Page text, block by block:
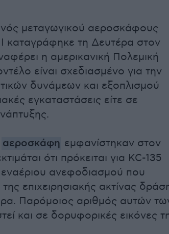
μεταγωγικού αεροσκάφους
καταγράφηκε τη Δευτέρα στον
η αμερικανική Πολεμική
είναι σχεδιασμένο για την
δυνάμεων και εξοπλισμού
εγκαταστάσεις είτε σε
αεροσκάφη εμφανίστηκαν στον
ότι πρόκειται για KC-135
ανεφοδιασμού που
επιχειρησιακής ακτίνας
Παρόμοιος αριθμός αυτών
και σε δορυφορικές εικόνες